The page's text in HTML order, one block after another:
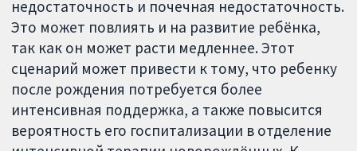
недостаточность и почечная недостаточность.
Это может повлиять и на развитие ребёнка,
так как он может расти медленнее. Этот
сценарий может привести к тому, что ребенку
после рождения потребуется более
интенсивная поддержка, а также повысится
вероятность его госпитализации в отделение